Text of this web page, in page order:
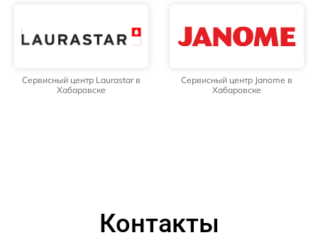
Сервисный центр Laurastar в
Хабаровске
Сервисный центр Janome в
Хабаровске
Контакты